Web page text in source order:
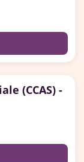
(CCAS) -